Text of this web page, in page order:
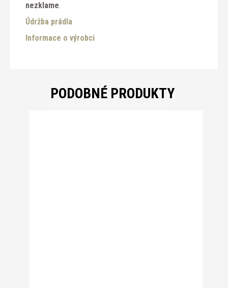
nezklame.
Údržba prádla
Informace o výrobci
PODOBNÉ PRODUKTY